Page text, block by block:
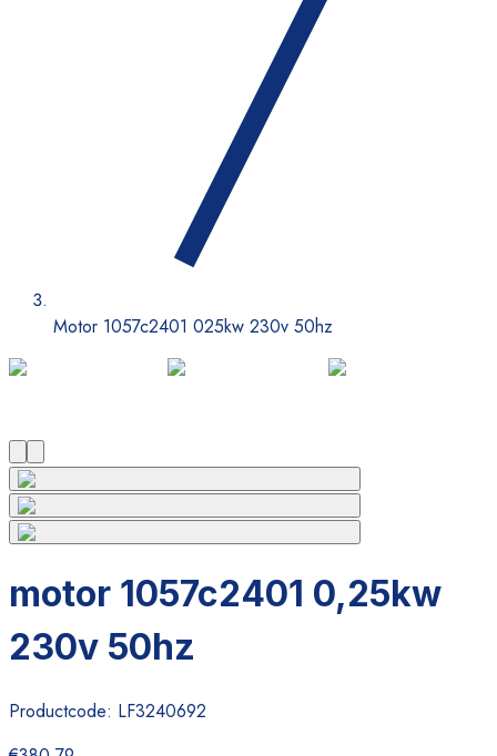
Motor 1057c2401 025kw 230v 50hz
motor 1057c2401 0,25kw
230v 50hz
Productcode: LF3240692